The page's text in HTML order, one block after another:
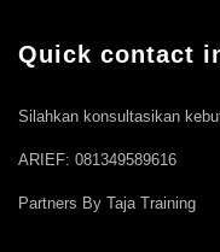
Quick contact
Silahkan konsultasikan
ARIEF: 081349589616
Partners By Taja Training